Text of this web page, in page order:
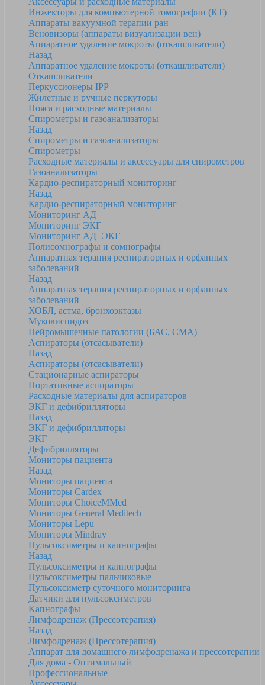
Инжекторы для компьютерной томографии (КТ)
Аппараты вакуумной терапии ран
Веновизоры (аппараты визуализации вен)
Аппаратное удаление мокроты (откашливатели)
Назад
Аппаратное удаление мокроты (откашливатели)
Откашливатели
Перкуссионеры IPP
Жилетные и ручные перкуторы
Пояса и расходные материалы
Спирометры и газоанализаторы
Назад
Спирометры и газоанализаторы
Спирометры
Расходные материалы и аксессуары для спирометров
Газоанализаторы
Кардио-респираторный мониторинг
Назад
Кардио-респираторный мониторинг
Мониторинг АД
Мониторинг ЭКГ
Мониторинг АД+ЭКГ
Полисомнографы и сомнографы
Аппаратная терапия респираторных и орфанных
заболеваний
Назад
Аппаратная терапия респираторных и орфанных
заболеваний
ХОБЛ, астма, бронхоэктазы
Муковисцидоз
Нейромышечные патологии (БАС, СМА)
Аспираторы (отсасыватели)
Назад
Аспираторы (отсасыватели)
Стационарные аспираторы
Портативные аспираторы
Расходные материалы для аспираторов
ЭКГ и дефибрилляторы
Назад
ЭКГ и дефибрилляторы
ЭКГ
Дефибрилляторы
Мониторы пациента
Назад
Мониторы пациента
Мониторы Cardex
Мониторы ChoiceMMed
Мониторы General Meditech
Мониторы Lepu
Мониторы Mindray
Пульсоксиметры и капнографы
Назад
Пульсоксиметры и капнографы
Пульсоксиметры пальчиковые
Пульсоксиметр суточного мониторинга
Датчики для пульсоксиметров
Kапнографы
Лимфодренаж (Прессотерапия)
Назад
Лимфодренаж (Прессотерапия)
Аппарат для домашнего лимфодренажа и прессотерапии
Для дома - Оптимальный
Профессиональные